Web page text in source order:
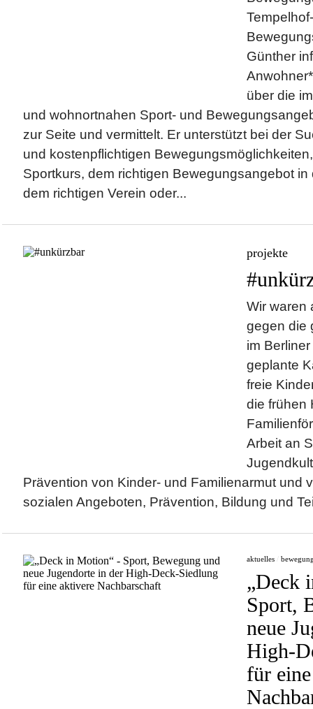
Günther
über die
und wohnortnahen Sport- und
zur Seite und vermittelt. Er unterstützt bei der
und kostenpflichtigen
Sportkurs, dem richtigen Bewegungsangebot
dem richtigen Verein oder...
projekte
Wir waren
gegen die
im
geplante
freie
die frühen
Arbeit an
Prävention von Kinder- und Familienarmut und
sozialen Angeboten, Prävention, Bildung und
aktuelles/
„Deck
Sport,
neue
High-
für